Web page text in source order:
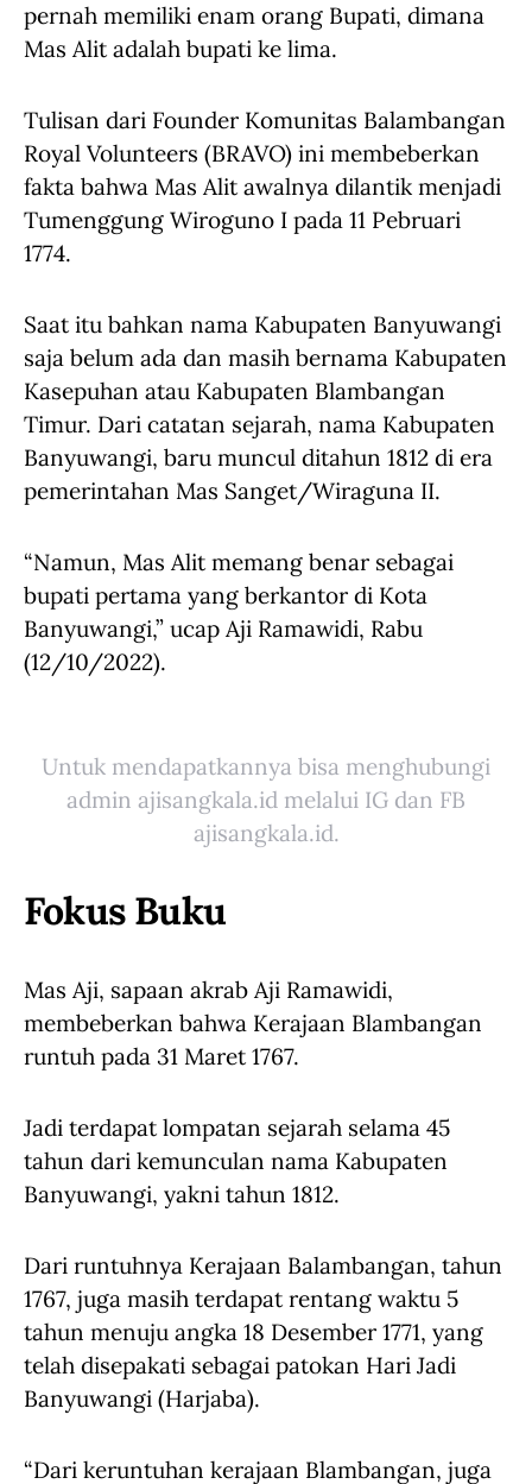
pernah memiliki enam orang Bupati, dimana
Mas Alit adalah bupati ke lima.
Tulisan dari Founder Komunitas Balambangan
Royal Volunteers (BRAVO) ini membeberkan
fakta bahwa Mas Alit awalnya dilantik menjadi
Tumenggung Wiroguno I pada 11 Pebruari
1774.
Saat itu bahkan nama Kabupaten Banyuwangi
saja belum ada dan masih bernama Kabupaten
Kasepuhan atau Kabupaten Blambangan
Timur. Dari catatan sejarah, nama Kabupaten
Banyuwangi, baru muncul ditahun 1812 di era
pemerintahan Mas Sanget/Wiraguna II.
“Namun, Mas Alit memang benar sebagai
bupati pertama yang berkantor di Kota
Banyuwangi,” ucap Aji Ramawidi, Rabu
(12/10/2022).
Untuk mendapatkannya bisa menghubungi
admin ajisangkala.id melalui IG dan FB
ajisangkala.id.
Fokus Buku
Mas Aji, sapaan akrab Aji Ramawidi,
membeberkan bahwa Kerajaan Blambangan
runtuh pada 31 Maret 1767.
Jadi terdapat lompatan sejarah selama 45
tahun dari kemunculan nama Kabupaten
Banyuwangi, yakni tahun 1812.
Dari runtuhnya Kerajaan Balambangan, tahun
1767, juga masih terdapat rentang waktu 5
tahun menuju angka 18 Desember 1771, yang
telah disepakati sebagai patokan Hari Jadi
Banyuwangi (Harjaba).
“Dari keruntuhan kerajaan Blambangan, juga